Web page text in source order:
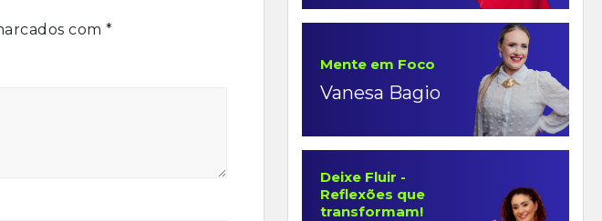
com *
Mente em Foco
Vanesa Bagio
Deixe Fluir -
Reflexões que
transformam!